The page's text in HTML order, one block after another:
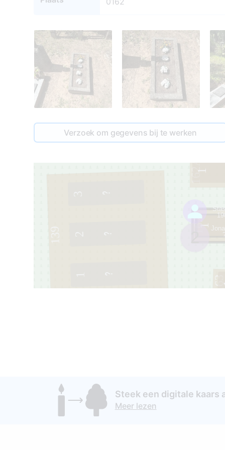
Verzoek om gegevens bij te werken
139
162
163
162A
1
1
Steek een digitale kaars
Meer lezen